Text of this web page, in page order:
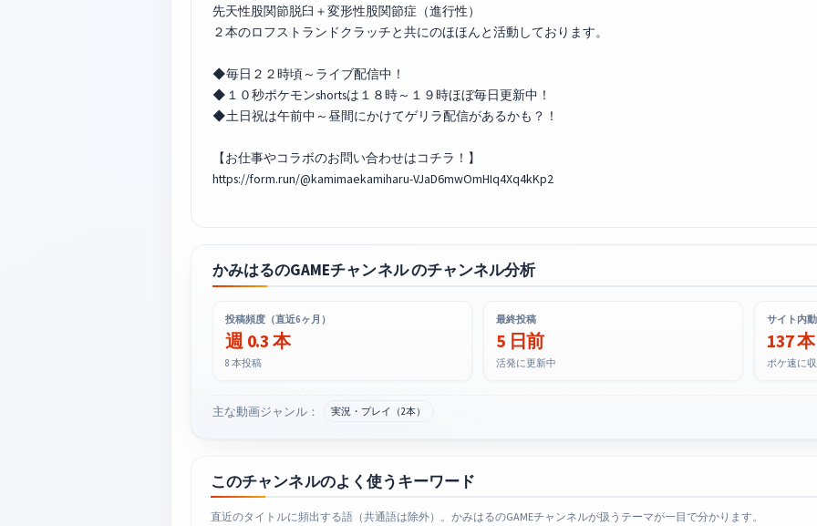
先天性股関節脱臼＋変形性股関節症（進行性）
２本のロフストランドクラッチと共にのほほんと活動しております。
◆毎日２２時頃～ライブ配信中！
◆１０秒ポケモンshortsは１８時～１９時ほぼ毎日更新中！
◆土日祝は午前中～昼間にかけてゲリラ配信があるかも？！
【お仕事やコラボのお問い合わせはコチラ！】
https://form.run/@kamimaekamiharu-VJaD6mwOmHIq4Xq4kKp2
かみはるのGAMEチャンネル のチャンネル分析
投稿頻度（直近6ヶ月）
週 0.3 本
8 本投稿
最終投稿
5 日前
活発に更新中
サイト内
137 本
ポケ速に
主な動画ジャンル： 実況・プレイ（2本）
このチャンネルのよく使うキーワード
直近のタイトルに頻出する語（共通語は除外）。かみはるのGAMEチャンネルが扱うテーマが一目で分かります。